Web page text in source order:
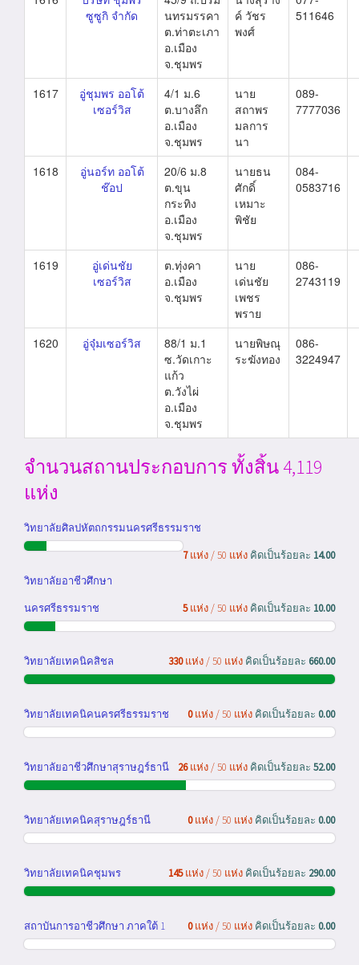
ซูซูกิ จำกัด
นทรมรรคา
ต.ท่าตะเภา
อ.เมือง
จ.ชุมพร
ค์ วัชร
พงศ์
511646
1617
อู่ชุมพร ออโต้
เซอร์วิส
4/1 ม.6
ต.บางลึก
อ.เมือง
จ.ชุมพร
นาย
สถาพร
มลการ
นา
089-
7777036
1618
อู่นอร์ท ออโต้
ช๊อป
20/6 ม.8
ต.ขุน
กระทิง
อ.เมือง
จ.ชุมพร
นายธน
ศักดิ์
เหมาะ
พิชัย
084-
0583716
1619
อู่เด่นชัย
เซอร์วิส
ต.ทุ่งคา
อ.เมือง
จ.ชุมพร
นาย
เด่นชัย
เพชร
พราย
086-
2743119
1620 อู่จุ๋มเซอร์วิส
88/1 ม.1
ซ.วัดเกาะ
แก้ว
ต.วังไผ่
อ.เมือง
จ.ชุมพร
นายพิษณุ
ระฆังทอง
086-
3224947
จำนวนสถานประกอบการ ทั้งสิ้น 4,119
แห่ง
วิทยาลัยศิลปหัตถกรรมนครศรีธรรมราช
7แห่ง / 50 แห่ง คิดเป็นร้อยละ 14.00
วิทยาลัยอาชีวศึกษา
นครศรีธรรมราช
5แห่ง / 50 แห่ง คิดเป็นร้อยละ 10.00
วิทยาลัยเทคนิคสิชล 330แห่ง / 50 แห่ง คิดเป็นร้อยละ 660.00
วิทยาลัยเทคนิคนครศรีธรรมราช 0แห่ง / 50 แห่ง คิดเป็นร้อยละ 0.00
วิทยาลัยอาชีวศึกษาสุราษฎร์ธานี 26แห่ง / 50 แห่ง คิดเป็นร้อยละ 52.00
วิทยาลัยเทคนิคสุราษฎร์ธานี 0แห่ง / 50 แห่ง คิดเป็นร้อยละ 0.00
วิทยาลัยเทคนิคชุมพร 145แห่ง / 50 แห่ง คิดเป็นร้อยละ 290.00
สถาบันการอาชีวศึกษา ภาคใต้ 1 0แห่ง / 50 แห่ง คิดเป็นร้อยละ 0.00